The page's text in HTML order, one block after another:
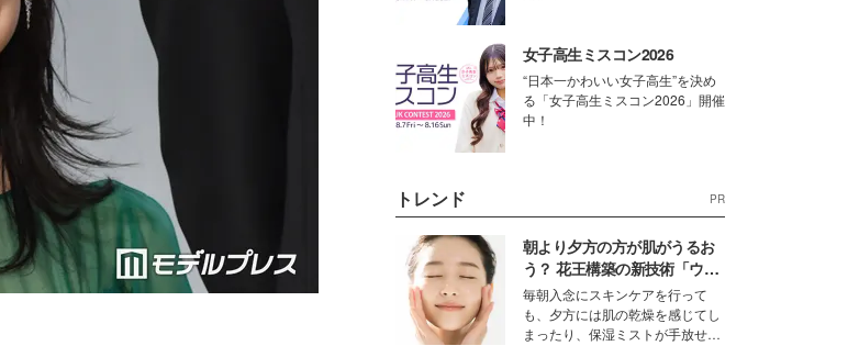
女子高生ミスコン2026
“日本一かわいい女子高生”を決め
る「女子高生ミスコン2026」開催
中！
トレンド PR
朝より夕方の方が肌がうるお
う？ 花王構築の新技術「ウォ
ーターキャプチャリングスキ
ン（捕水肌）」がスキンケア
の常識を変える予感
毎朝入念にスキンケアを行って
も、夕方には肌の乾燥を感じてし
まったり、保湿ミストが手放せな